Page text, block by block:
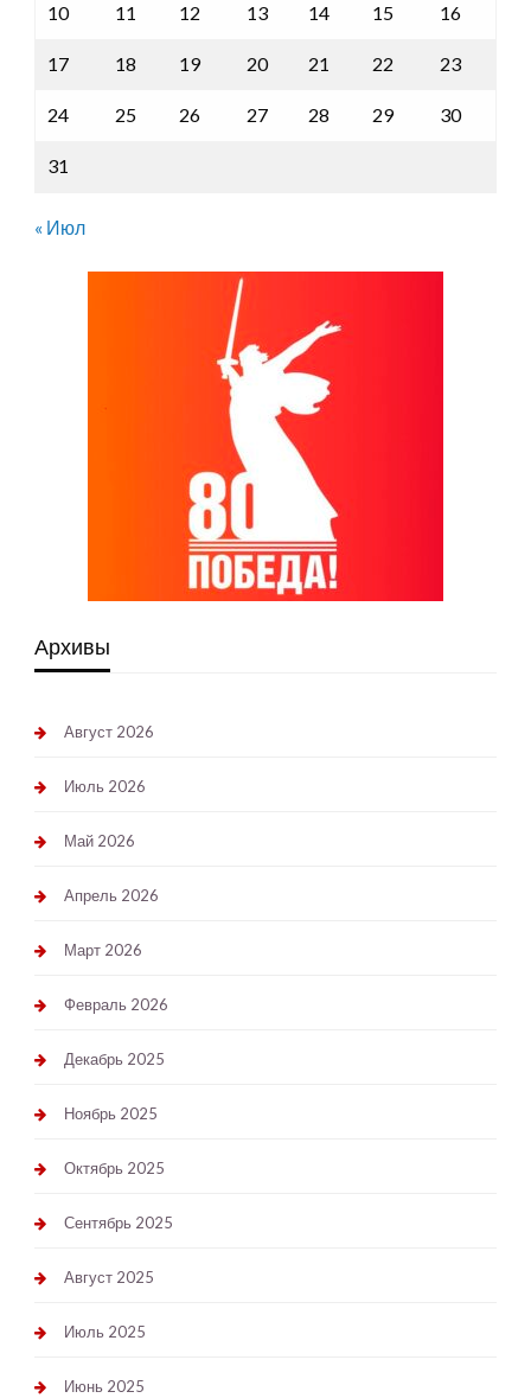
10 11 12 13 14 15 16
17 18 19 20 21 22 23
24 25 26 27 28 29 30
31
« Июл
Архивы
Август 2026
Июль 2026
Май 2026
Апрель 2026
Март 2026
Февраль 2026
Декабрь 2025
Ноябрь 2025
Октябрь 2025
Сентябрь 2025
Август 2025
Июль 2025
Июнь 2025